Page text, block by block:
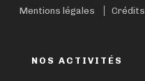
Mentions légales Crédits
NOS ACTIVITÉS